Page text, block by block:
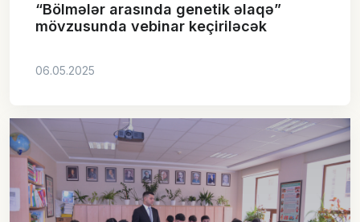
“Bölmələr arasında genetik əlaqə”
mövzusunda vebinar keçiriləcək
06.05.2025